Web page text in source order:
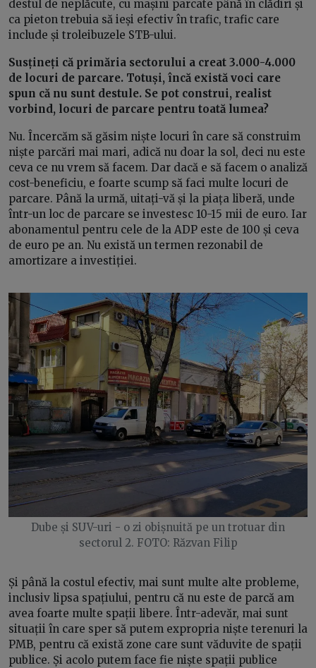
destul de neplăcute, cu mașini parcate până în clădiri și
ca pieton trebuia să ieși efectiv în trafic, trafic care
include și troleibuzele STB-ului.
Susțineți că primăria sectorului a creat 3.000-4.000
de locuri de parcare. Totuși, încă există voci care
spun că nu sunt destule. Se pot construi, realist
vorbind, locuri de parcare pentru toată lumea?
Nu. Încercăm să găsim niște locuri în care să construim
niște parcări mai mari, adică nu doar la sol, deci nu este
ceva ce nu vrem să facem. Dar dacă e să facem o analiză
cost-beneficiu, e foarte scump să faci multe locuri de
parcare. Până la urmă, uitați-vă și la piața liberă, unde
într-un loc de parcare se investesc 10-15 mii de euro. Iar
abonamentul pentru cele de la ADP este de 100 și ceva
de euro pe an. Nu există un termen rezonabil de
amortizare a investiției.
Dube și SUV-uri - o zi obișnuită pe un trotuar din
sectorul 2. FOTO: Răzvan Filip
Și până la costul efectiv, mai sunt multe alte probleme,
inclusiv lipsa spațiului, pentru că nu este de parcă am
avea foarte multe spații libere. Într-adevăr, mai sunt
situații în care sper să putem expropria niște terenuri la
PMB, pentru că există zone care sunt văduvite de spații
publice. Și acolo putem face fie niște spații publice